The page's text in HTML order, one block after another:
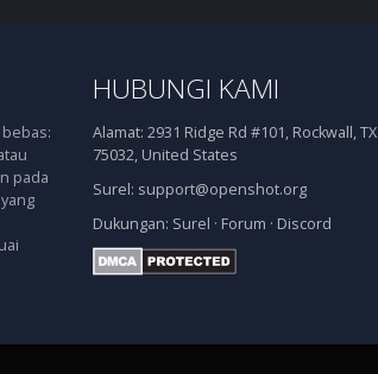
pada
HUBUNGI KAMI
Alamat: 2931 Ridge Rd #101, Rockwall, TX
75032, United States
Surel: support@openshot.org
Dukungan: Surel · Forum · Discord